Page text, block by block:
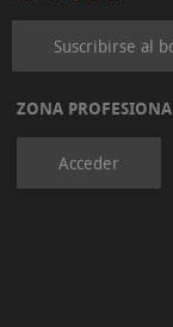
Suscribirse al
ZONA
Acceder